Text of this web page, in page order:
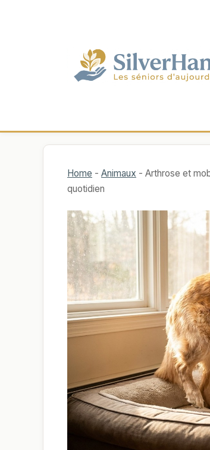
Home - Animaux - Arthrose et
quotidien